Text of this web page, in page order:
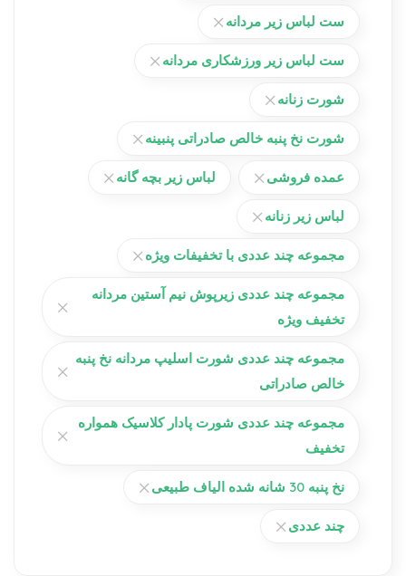
ست لباس زیر مردانه
ست لباس زیر ورزشکاری مردانه
شورت زنانه
شورت نخ پنبه خالص صادراتی پنبینه
عمده فروشی لباس زیر بچه گانه
لباس زیر زنانه
مجموعه چند عددی با تخفیفات ویژه
مجموعه چند عددی زیرپوش نیم آستین مردانه
تخفیف ویژه
مجموعه چند عددی شورت اسلیپ مردانه نخ پنبه
خالص صادراتی
مجموعه چند عددی شورت پادار کلاسیک همواره
تخفیف
نخ پنبه 30 شانه شده الیاف طبیعی
چند عددی